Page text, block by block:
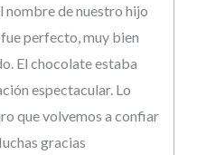
nombre de nuestro hijo
perfecto, muy bien
El chocolate estaba
espectacular. Lo
que volvemos a confiar
gracias